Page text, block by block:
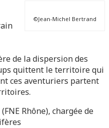
©Jean-Michel Bertrand
de la dispersion des
quittent le territoire qui
ces aventuriers partent
Rhône), chargée de